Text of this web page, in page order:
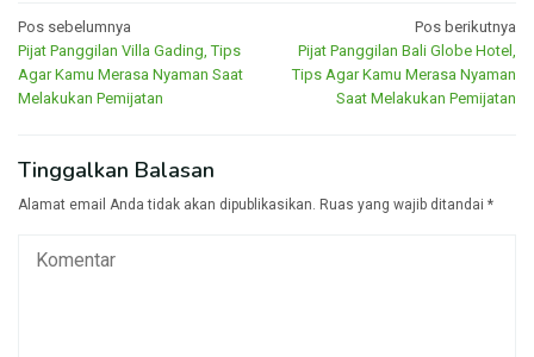
Navigasi
pos
Pos sebelumnya
Pijat Panggilan Villa Gading, Tips
Agar Kamu Merasa Nyaman Saat
Melakukan Pemijatan
Pos berikutnya
Pijat Panggilan Bali Globe Hotel,
Tips Agar Kamu Merasa Nyaman
Saat Melakukan Pemijatan
Tinggalkan Balasan
Alamat email Anda tidak akan dipublikasikan. Ruas yang wajib ditandai *